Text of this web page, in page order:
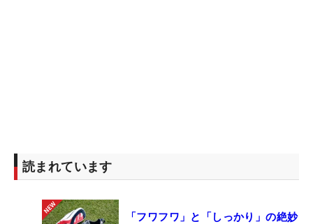
読まれています
「フワフワ」と「しっかり」の絶妙